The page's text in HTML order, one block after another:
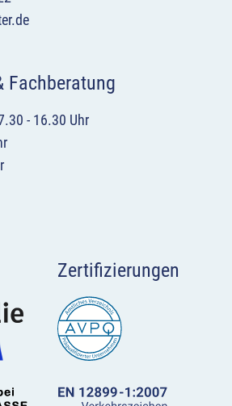
Fachberatung
- 16.30 Uhr
Zertifizierungen